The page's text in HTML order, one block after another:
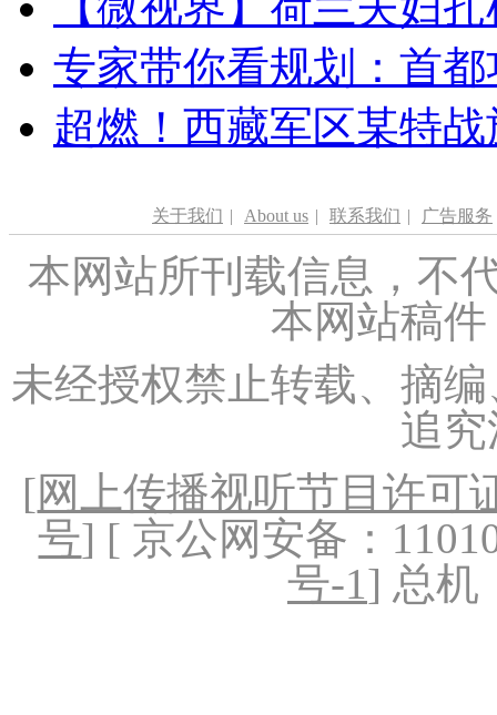
专家带你看规划：首
超燃！西藏军区某特
关于我们 | About us | 联系我们 | 广告服务
本网站所刊载信息，不
本网站稿
未经授权禁止转载、摘
追
[网上传播视听节目许可
号] [ 京公网安备：
号-1] 总机